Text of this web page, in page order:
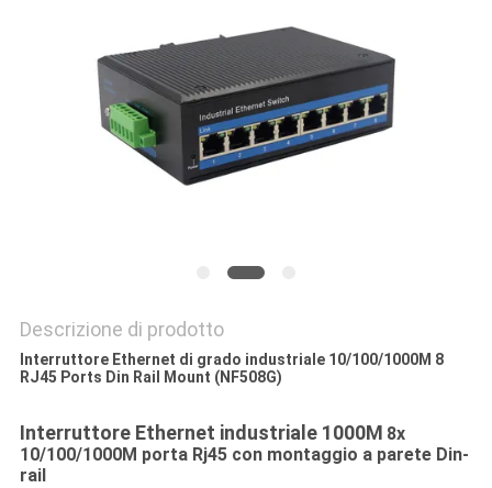
POLITICA
PRIVACY
Descrizione di prodotto
Interruttore Ethernet di grado industriale 10/100/1000M 8
RJ45 Ports Din Rail Mount (NF508G)
Interruttore Ethernet industriale 1000M 8x
10/100/1000M porta Rj45 con montaggio a parete Din-
rail